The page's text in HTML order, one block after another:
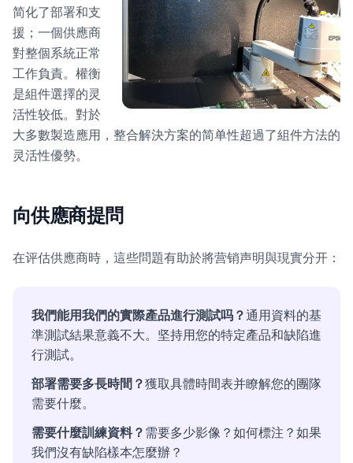
简化了部署和支
援；一個供應商
對整個系統正常
工作負責。權衡
是組件選擇的灵
活性较低。對於
大多數製造應用，整合解決方案的简单性超過了組件方法的
灵活性優勢。
向供應商提問
在评估供應商時，這些問題有助於將营销声明與現實分开：
我們能用我們的實際產品進行測試吗？通用資料的基
準測試結果意義不大。坚持用您的特定產品和缺陷進
行測試。
部署需要多長時間？獲取具體時間表并瞭解您的團隊
需要什麼。
需要什麼訓練資料？ 需要多少影像？如何標注？如果
我們沒有缺陷樣本怎麼辦？